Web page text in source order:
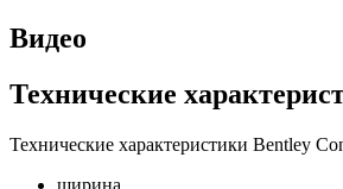
Видео
Технические
Технические характеристики Bentley
ширина